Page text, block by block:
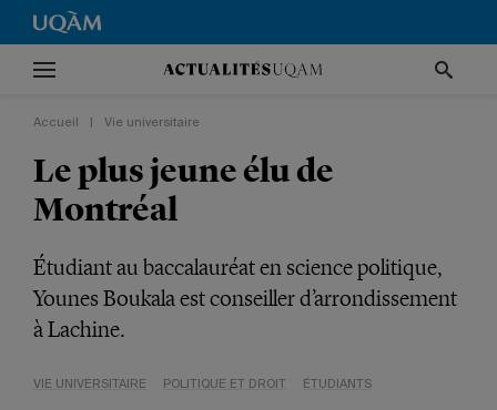
Accueil Vie universitaire
Le plus jeune élu de
Montréal
Étudiant au baccalauréat en science politique,
Younes Boukala est conseiller d’arrondissement
à Lachine.
VIE UNIVERSITAIRE POLITIQUE ET DROIT ÉTUDIANTS